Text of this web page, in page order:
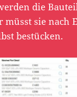
die
müsst sie nach
bestücken.